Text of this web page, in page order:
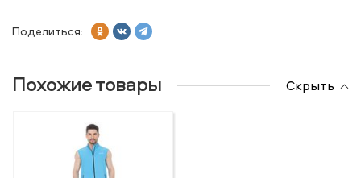
Поделиться:
Похожие товары Скрыть